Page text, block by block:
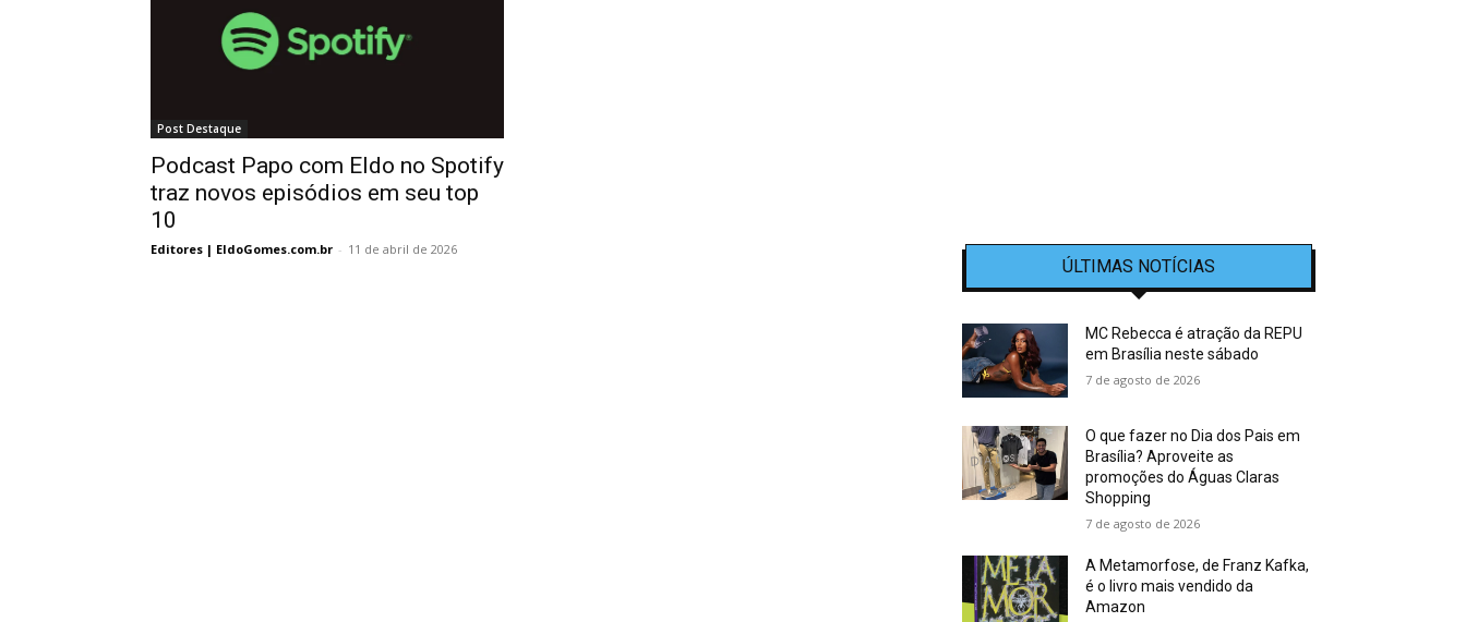
Post Destaque
Podcast Papo com Eldo no Spotify
traz novos episódios em seu top
10
Editores | EldoGomes.com.br - 11 de abril de 2026
ÚLTIMAS NOTÍCIAS
MC Rebecca é atração da REPU
em Brasília neste sábado
7 de agosto de 2026
O que fazer no Dia dos Pais em
Brasília? Aproveite as
promoções do Águas Claras
Shopping
7 de agosto de 2026
A Metamorfose, de Franz Kafka,
é o livro mais vendido da
Amazon